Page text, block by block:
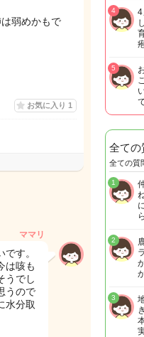
弱めかもで
お気に入り 1
ママリ
す。
は咳も
うでし
うので
水分取
4
5
全ての
全ての質
1
2
3